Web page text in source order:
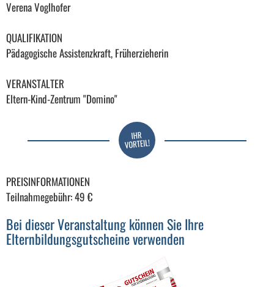
Verena Voglhofer
QUALIFIKATION
Pädagogische Assistenzkraft, Früherzieherin
VERANSTALTER
Eltern-Kind-Zentrum "Domino"
PREISINFORMATIONEN
Teilnahmegebühr: 49 €
Bei dieser Veranstaltung können Sie Ihre
Elternbildungsgutscheine verwenden